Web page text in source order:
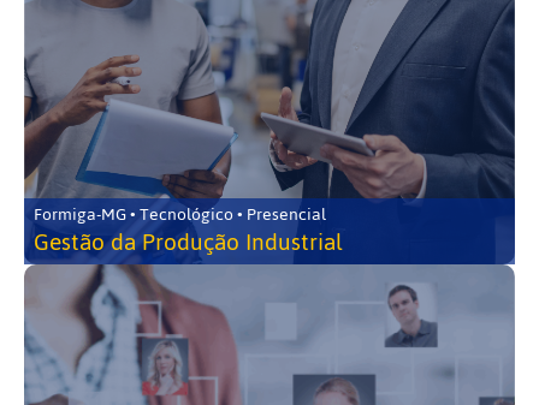
Formiga-MG • Tecnológico • Presencial
Gestão da Produção Industrial